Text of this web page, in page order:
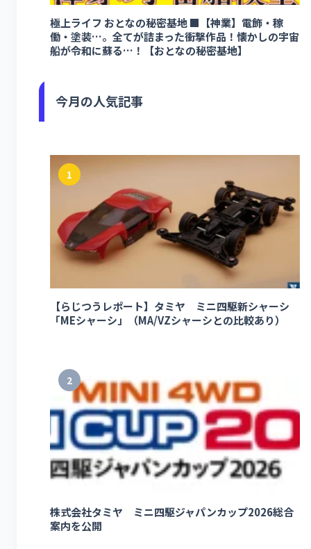
極上ライフ おとなの秘密基地 ■【神業】電飾・稼
働・塗装…。全てが詰まった衝撃作品！懐かしの宇宙
船が令和に蘇る…！【おとなの秘密基地】
今月の人気記事
1
【らじつうレポート】タミヤ ミニ四駆新シャーシ
「MEシャーシ」（MA/VZシャーシとの比較あり）
2
株式会社タミヤ ミニ四駆ジャパンカップ2026総合
案内を公開